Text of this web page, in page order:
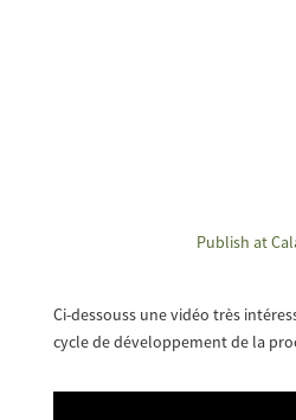
Publish at
Ci-dessouss une vidéo très
cycle de développement de la